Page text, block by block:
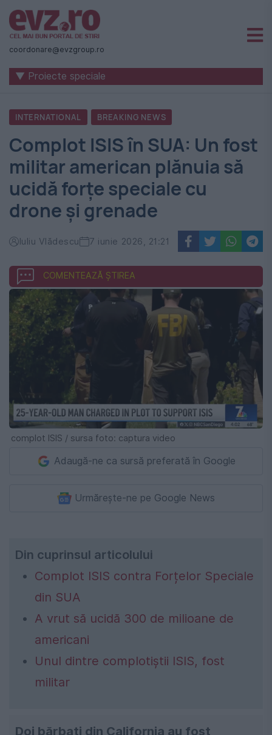
Știri
naționale
internaționale
România
-
Evenimentul
Zilei
coordonare@evzgroup.ro
▼ Proiecte speciale
INTERNATIONAL BREAKING NEWS
Complot ISIS în SUA: Un fost
militar american plănuia să
ucidă forțe speciale cu
drone și grenade
Iuliu Vlădescu 7 iunie 2026, 21:21
COMENTEAZĂ ȘTIREA
complot ISIS / sursa foto: captura video
Adaugă-ne ca sursă preferată în Google
Urmărește-ne pe Google News
Din cuprinsul articolului
Complot ISIS contra Forțelor Speciale
din SUA
A vrut să ucidă 300 de milioane de
americani
Unul dintre complotiștii ISIS, fost
militar
Doi bărbați din California au fost